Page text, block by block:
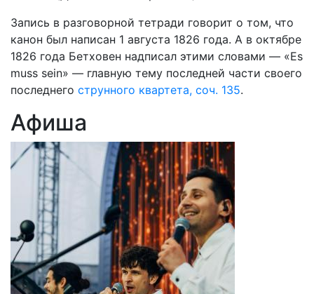
Запись в разговорной тетради говорит о том, что
канон был написан 1 августа 1826 года. А в октябре
1826 года Бетховен надписал этими словами — «Es
muss sein» — главную тему последней части своего
последнего струнного квартета, соч. 135.
Афиша